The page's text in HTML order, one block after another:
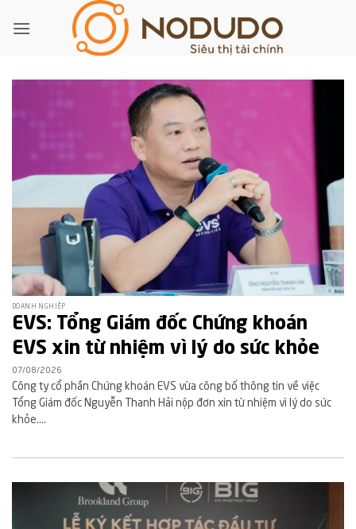
qua
DOANH NGHIỆP
EVS: Tổng Giám đốc Chứng khoán
EVS xin từ nhiệm vì lý do sức khỏe
07/08/2026
Công ty cổ phần Chứng khoán EVS vừa công bố thông tin về việc
Tổng Giám đốc Nguyễn Thanh Hải nộp đơn xin từ nhiệm vì lý do sức
khỏe....